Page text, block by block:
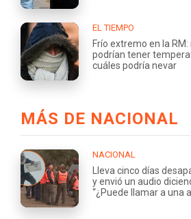
EL TIEMPO
Frío extremo en la
podrían tener
cuáles podría nevar
MÁS DE NACIONAL
NACIONAL
Lleva cinco días
y envió un audio
“¿Puede llamar a una